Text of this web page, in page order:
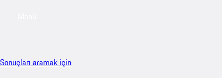
Sonuçları aramak için